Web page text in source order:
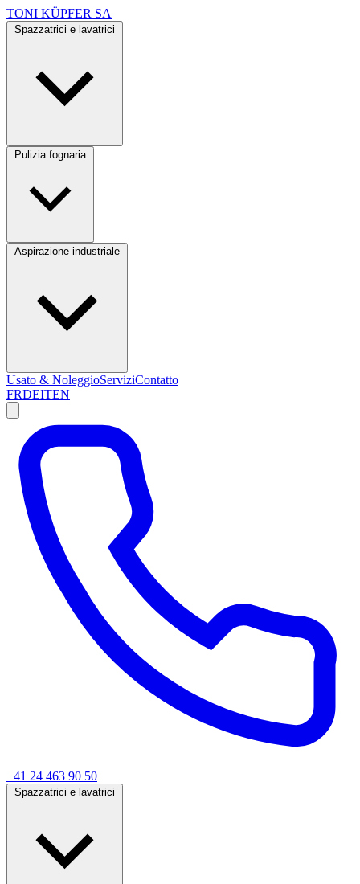
TONI KÜPFER SA
Pulizia fognaria
Usato & NoleggioServiziContatto
FRDEITEN
+41 24 463 90 50